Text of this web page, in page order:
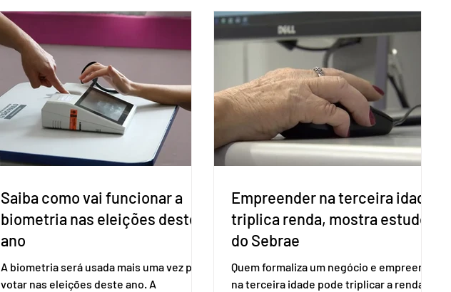
Saiba como vai funcionar a
biometria nas eleições deste
ano
A biometria será usada mais uma vez para
votar nas eleições deste ano. A
Empreender na terceira idade
triplica renda, mostra estudo
do Sebrae
Quem formaliza um negócio e empreende
na terceira idade pode triplicar a renda. É